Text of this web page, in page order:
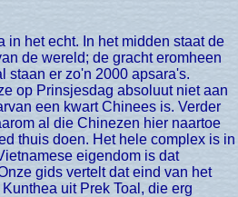
de wereld; de gracht eromheen
staan er zo'n 2000 apsara's.
op Prinsjesdag absoluut niet aan
een kwart Chinees is. Verder
al die Chinezen hier naartoe
thuis doen. Het hele complex is in
eigendom is dat
gids vertelt dat eind van het
uit Prek Toal, die erg